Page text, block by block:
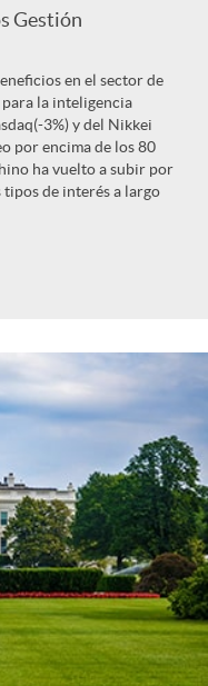
Gestión
en el sector de
la inteligencia
3%) y del Nikkei
por encima de los 80
ha vuelto a subir por
tipos de interés a largo